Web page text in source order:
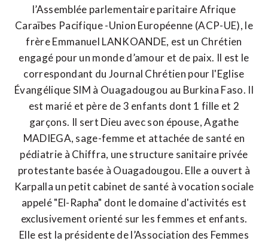
l’Assemblée parlementaire paritaire Afrique
Caraïbes Pacifique -Union Européenne (ACP-UE), le
frère Emmanuel LANKOANDE, est un Chrétien
engagé pour un monde d’amour et de paix. Il est le
correspondant du Journal Chrétien pour l'Eglise
Évangélique SIM à Ouagadougou au Burkina Faso. Il
est marié et père de 3 enfants dont 1 fille et 2
garçons. Il sert Dieu avec son épouse, Agathe
MADIEGA, sage-femme et attachée de santé en
pédiatrie à Chiffra, une structure sanitaire privée
protestante basée à Ouagadougou. Elle a ouvert à
Karpalla un petit cabinet de santé à vocation sociale
appelé "El-Rapha" dont le domaine d'activités est
exclusivement orienté sur les femmes et enfants.
Elle est la présidente de l’Association des Femmes